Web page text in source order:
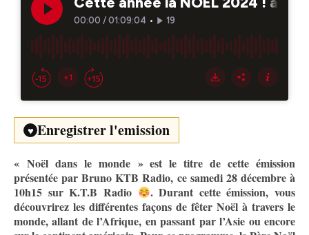
♥ Enregistrer l'emission
« Noël dans le monde » est le titre de cette émission
présentée par Bruno KTB Radio, ce samedi 28 décembre à
10h15 sur K.T.B Radio
. Durant cette émission, vous
découvrirez les différentes façons de fêter Noël à travers le
monde, allant de l’Afrique, en passant par l’Asie ou encore